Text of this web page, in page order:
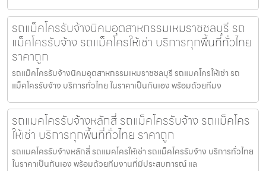
รถแม็คโครรับจ้างนิคมอุตสาหกรรมเหมราชชลบุรี รถ
แม็คโครรับจ้าง รถแม็คโครให้เช่า บริการทุกพื้นที่ทั่วไทย
ราคาถูก
รถแม็คโครรับจ้างนิคมอุตสาหกรรมเหมราชชลบุรี รถแมคโครให้เช่า รถ
แม็คโครรับจ้าง บริการทั่วไทย ในราคาเป็นกันเอง พร้อมด้วยทีมง
รถแมคโครรับจ้างหลักสี่ รถแม็คโครรับจ้าง รถแม็คโคร
ให้เช่า บริการทุกพื้นที่ทั่วไทย ราคาถูก
รถแมคโครรับจ้างหลักสี่ รถแมคโครให้เช่า รถแม็คโครรับจ้าง บริการทั่วไทย
ในราคาเป็นกันเอง พร้อมด้วยทีมงานที่มีประสบการณ์ แล